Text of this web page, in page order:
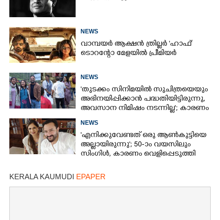
NEWS
വാമ്പയർ ആക്ഷൻ ത്രില്ലർ 'ഹാഫ്'
ടൊറന്റോ മേളയിൽ പ്രീമിയർ
NEWS
'തുടക്കം സിനിമയിൽ സുചിത്രയെയും
അഭിനയിപ്പിക്കാൻ പദ്ധതിയിട്ടിരുന്നു,​
അവസാന നിമിഷം നടന്നില്ല'; കാരണം
NEWS
'എനിക്കുവേണ്ടത് ഒരു ആൺകുട്ടിയെ
അല്ലായിരുന്നു'; 50-ാം വയസിലും
സിംഗിൾ, കാരണം വെളിപ്പെടുത്തി
KERALA KAUMUDI EPAPER